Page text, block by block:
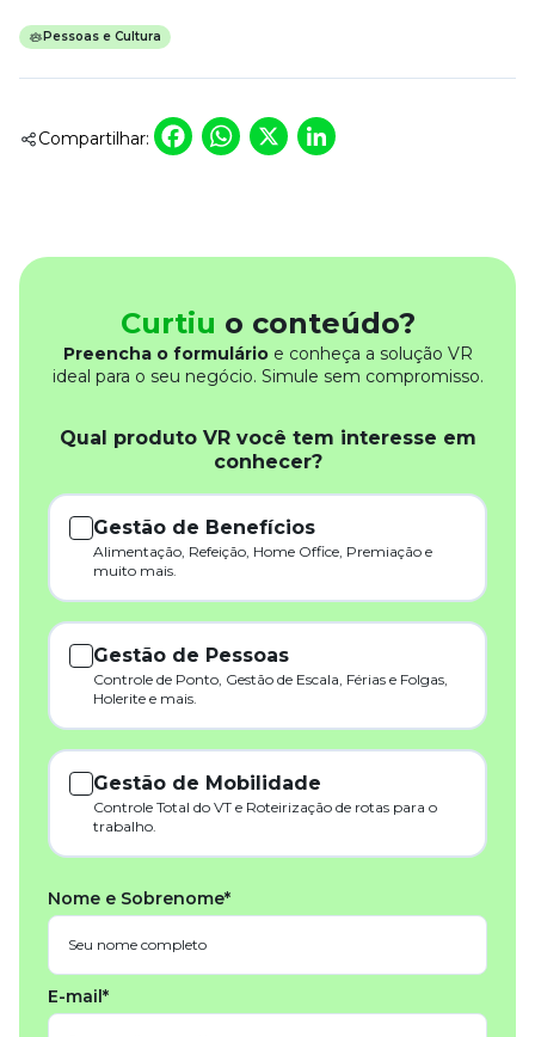
Pessoas e Cultura
Compartilhar: Facebook
WhatsApp
X
Curtiu o conteúdo?
Preencha o formulárioe conheça a solução VR
ideal para o seu negócio. Simule sem compromisso.
Qual produto VR você tem interesse em
conhecer?
Gestão de Benefícios
Alimentação, Refeição, Home Office, Premiação e
muito mais.
Gestão de Pessoas
Controle de Ponto, Gestão de Escala, Férias e Folgas,
Holerite e mais.
Gestão de Mobilidade
Controle Total do VT e Roteirização de rotas para o
trabalho.
Nome e Sobrenome*
E-mail*